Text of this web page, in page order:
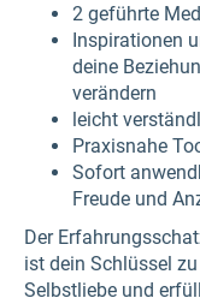
2 geführte
Inspirationen
deine
verändern
leicht
Praxisnahe
Sofort
Freude und
Der
ist dein Schlüssel
Selbstliebe und